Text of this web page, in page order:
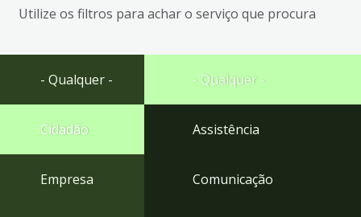
busca
Ir
rodapé
Utilize os filtros para achar o serviço que procura
- Qualquer -
Cidadão
Empresa
- Qualquer -
Assistência
Comunicação